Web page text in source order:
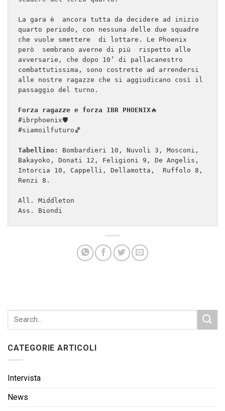
La gara è  ancora tutta da decidere ad inizio
quarto periodo, con nessuna delle due squadre
che vuole smettere  di lottare. Le Phoenix
però  sembrano averne di più  rispetto alle
avversarie, che dopo 10’ di pallacanestro
combattutissima, sono costrette ad arrendersi
alle nostre ragazze che si aggiudicano così il
passaggio del turno.
Forza ragazze e forza IBR PHOENIX🔥
#ibrphoenix🛡
#siamoilfuturo🏀
Tabellino:
Bombardieri 10, Nuvoli 3, Mosconi,
Bakayoko, Donati 12, Feligioni 9, De Angelis,
Intorcia 10, Cappelli, Dellamotta,  Ruffolo 8,
Renzi 8.
All. Middleton
Ass. Biondi
CATEGORIE ARTICOLI
Intervista
News